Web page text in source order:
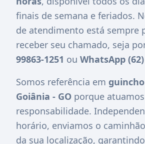
finais de semana e feriados.
de atendimento está sempre
receber seu chamado, seja
99863-1251 ou WhatsApp (62)
Somos referência em
Goiânia - GO porque
responsabilidade.
horário, enviamos o
da sua localização,